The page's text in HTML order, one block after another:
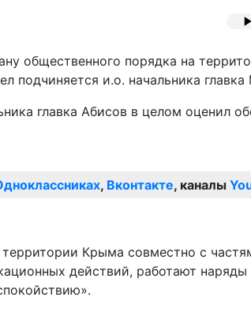
общественного порядка на
подчиняется и.о. начальника
главка Абисов в целом оценил
, Вконтакте, каналы
Крыма совместно с
действий, работают